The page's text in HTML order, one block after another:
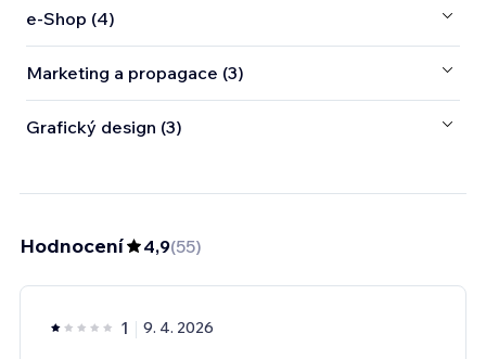
e‑Shop (4)
Marketing a propagace (3)
Grafický design (3)
Hodnocení 4,9(55)
1 9. 4. 2026